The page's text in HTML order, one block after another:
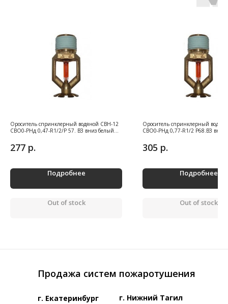
Ороситель спринклерный водяной СВН-12
СВО0-РНд 0,47-R1/2/Р 57. ВЗ вниз белый
277 р.
Подробнее
Out of stock
Ороситель спринклерный
СВО0-РНд 0,77-R1/2 Р68.ВЗ вниз
305 р.
Подробнее
Out of stock
Продажа систем пожаротушения
г. Екатеринбург
г. Нижний Тагил